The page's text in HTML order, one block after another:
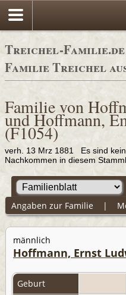
Treichel-
Familie Treichel
Familie von
und Hoffmann,
(F1054)
verh. 13 Mrz 1881 Es sind
Nachkommen in diesem
Angaben zur Familie |
männlich
Hoffmann, Ernst
Geburt